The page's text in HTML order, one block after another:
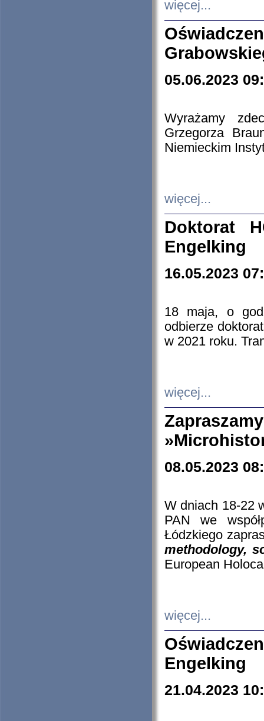
więcej...
05.06.2023
Wyrażamy
Grzegorza
Niemieckim
więcej...
Doktorat
Engelking
16.05.2023
18 maja, o
odbierze
w 2021 roku.
więcej...
08.05.2023
W dniach 18-22
PAN we
Łódzkiego
methodology,
European
więcej...
Engelking
21.04.2023